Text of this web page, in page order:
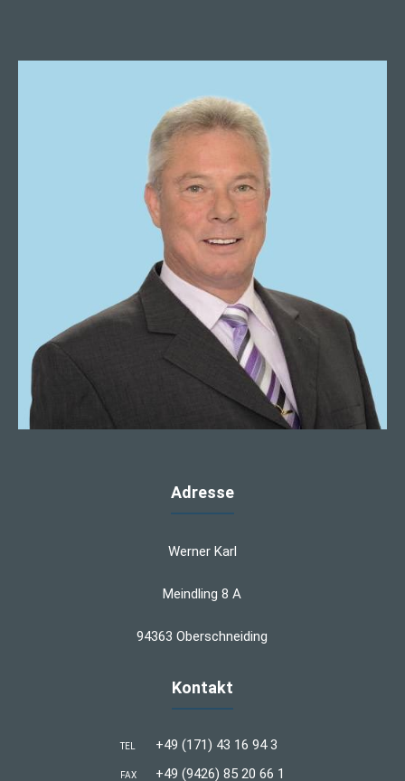
Adresse
Werner Karl
Meindling 8 A
94363 Oberschneiding
Kontakt
TEL +49 (171) 43 16 94 3
FAX +49 (9426) 85 20 66 1